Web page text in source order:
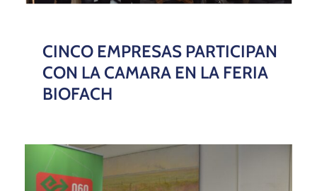
CINCO EMPRESAS PARTICIPAN
CON LA CAMARA EN LA FERIA
BIOFACH